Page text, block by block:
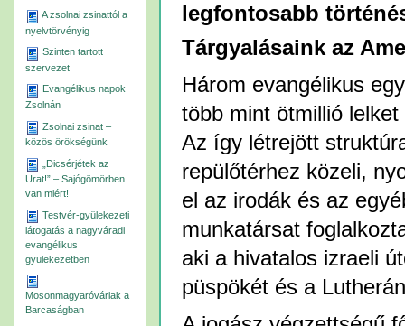
A zsolnai zsinattól a
nyelvtörvényig
Szinten tartott
szervezet
Evangélikus napok
Zsolnán
Zsolnai zsinat –
közös örökségünk
„Dicsérjétek az
Urat!” – Sajógömörben
van miért!
Testvér-gyülekezeti
látogatás a nagyváradi
evangélikus
gyülekezetben
Mosonmagyaróváriak a
Barcaságban
legfontosabb
Tárgyalásaink az
Három evangélikus
több mint ötmillió
Az így létrejött
repülőtérhez közeli,
el az irodák és az
munkatársat
aki a hivatalos izraeli
püspökét és a